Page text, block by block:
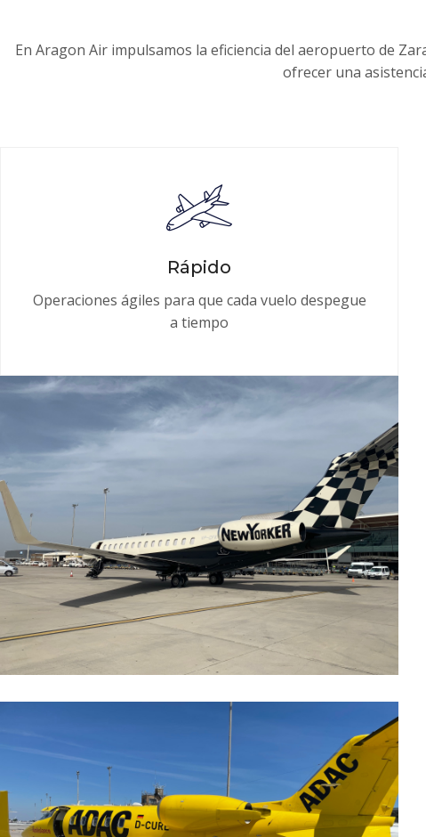
En Aragon Air impulsamos la eficiencia del aeropuerto de
ofrecer una
Rápido
Operaciones ágiles para que cada vuelo despegue
a tiempo